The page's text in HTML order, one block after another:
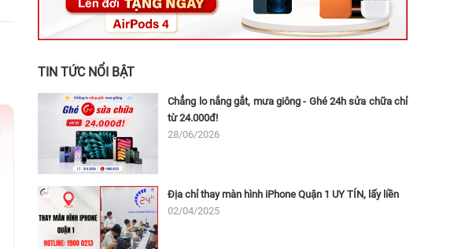
70 Nguyễn An Ninh, Dĩ An, Hồ Chí Minh (Bình Dương Cũ)
24h Vũng Tàu: 162A Ba Cu, Vũng Tàu, Hồ Chí Minh (TP. Vũng Tàu cũ)
TIN TỨC NỔI BẬT
Chẳng lo nắng gắt, mưa giông - Ghé 24h sửa chữa chỉ
từ 24.000đ!
28/06/2026
Địa chỉ thay màn hình iPhone Quận 1 UY TÍN, lấy liền
02/04/2025